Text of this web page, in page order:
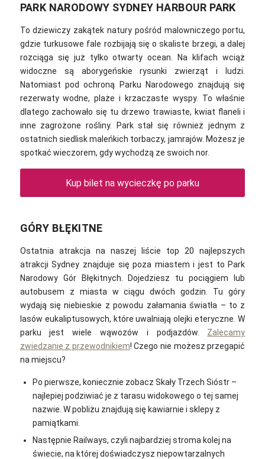
PARK NARODOWY SYDNEY HARBOUR PARK
To dziewiczy zakątek natury pośród malowniczego portu,
gdzie turkusowe fale rozbijają się o skaliste brzegi, a dalej
rozciąga się już tylko otwarty ocean. Na klifach wciąż
widoczne są aborygeńskie rysunki zwierząt i ludzi.
Natomiast pod ochroną Parku Narodowego znajdują się
rezerwaty wodne, plaże i krzaczaste wyspy. To właśnie
dlatego zachowało się tu drzewo trawiaste, kwiat flaneli i
inne zagrożone rośliny. Park stał się również jednym z
ostatnich siedlisk maleńkich torbaczy, jamrajów. Możesz je
spotkać wieczorem, gdy wychodzą ze swoich nor.
Kup bilet na wycieczkę po parku
GÓRY BŁĘKITNE
Ostatnia atrakcja na naszej liście top 20 najlepszych
atrakcji Sydney znajduje się poza miastem i jest to Park
Narodowy Gór Błękitnych. Dojedziesz tu pociągiem lub
autobusem z miasta w ciągu dwóch godzin. Tu góry
wydają się niebieskie z powodu załamania światła – to z
lasów eukaliptusowych, które uwalniają olejki eteryczne. W
parku jest wiele wąwozów i podjazdów. Zalecamy
zwiedzanie z przewodnikiem! Czego nie możesz przegapić
na miejscu?
Po pierwsze, koniecznie zobacz Skały Trzech Sióstr –
najlepiej podziwiać je z tarasu widokowego o tej samej
nazwie. W pobliżu znajdują się kawiarnie i sklepy z
pamiątkami.
Następnie Railways, czyli najbardziej stroma kolej na
świecie, na której doświadczysz niepowtarzalnych